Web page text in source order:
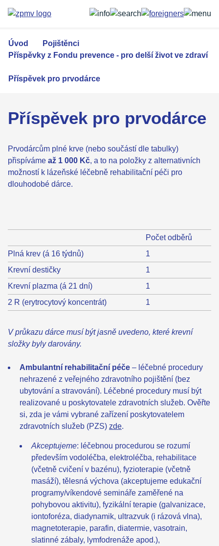
obsahu
Úvod
Pojištěnci
Příspěvky z Fondu prevence - pro delší život ve zdraví
Příspěvek pro prvodárce
Příspěvek pro prvodárce
Prvodárcům plné krve (nebo součástí dle tabulky)
přispíváme až 1 000 Kč, a to na položky z alternativních
možností k lázeňské léčebně rehabilitační péči pro
dlouhodobé dárce.
Počet odběrů
Plná krev (á 16 týdnů)
1
Krevní destičky
1
Krevní plazma (á 21 dní)
1
2 R (erytrocytový koncentrát)
1
V průkazu dárce musí být jasně uvedeno, které krevní
složky byly darovány.
Ambulantní rehabilitační péče – léčebné procedury
nehrazené z veřejného zdravotního pojištění (bez
ubytování a stravování). Léčebné procedury musí být
realizované u poskytovatele zdravotních služeb. Ověřte
si, zda je vámi vybrané zařízení poskytovatelem
zdravotních služeb (PZS) zde.
Akceptujeme: léčebnou procedurou se rozumí
především vodoléčba, elektroléčba, rehabilitace
(včetně cvičení v bazénu), fyzioterapie (včetně
masáží), tělesná výchova (akceptujeme edukační
programy/víkendové semináře zaměřené na
pohybovou aktivitu), fyzikální terapie (galvanizace,
iontoforéza, diadynamik, ultrazvuk (i rázová vlna),
magnetoterapie, parafin, diatermie, vasotrain,
slatinné zábaly, lymfodrenáže apod.),